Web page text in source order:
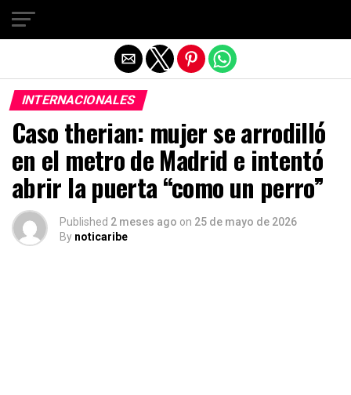
INTERNACIONALES
Caso therian: mujer se arrodilló
en el metro de Madrid e intentó
abrir la puerta “como un perro”
Published 2 meses ago on 25 de mayo de 2026
By noticaribe